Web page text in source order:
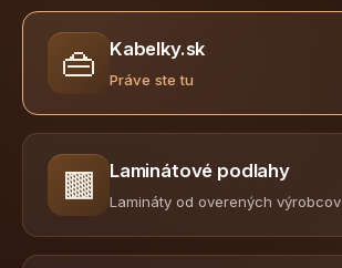
👜 Kabelky.sk
Práve ste tu
🟫 Laminátové podlahy
Lamináty od overených výrobcov